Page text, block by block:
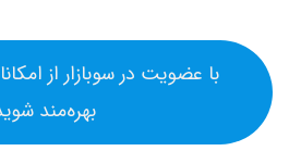
با عضویت در سوبازار از
بهره‌مند